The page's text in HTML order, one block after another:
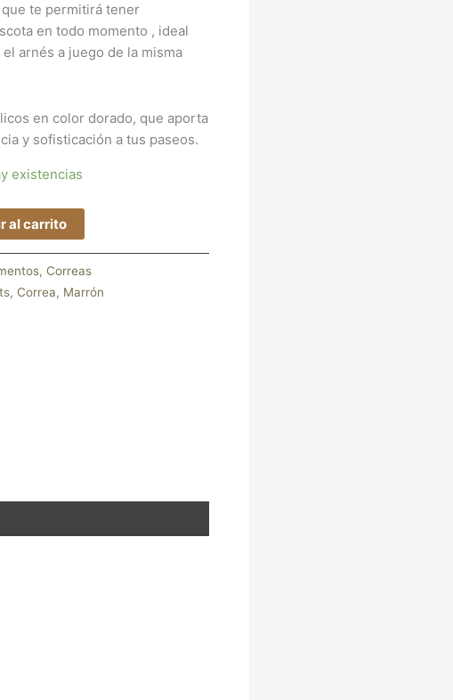
te permitirá tener
en todo momento , ideal
arnés a juego de la misma
en color dorado, que aporta
y sofisticación a tus paseos.
existencias
al carrito
, Correas
, Correa, Marrón